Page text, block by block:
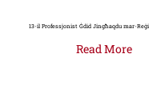
13-il Professjonist Ġdid Jingħaqdu mar-
Read More